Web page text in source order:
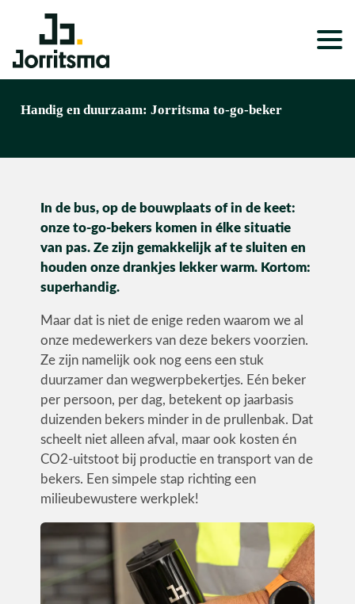
Expertises
Nieuws
Over ons
Werken bij
Utiliteit
Industrie
Handig en duurzaam: Jorritsma to-go-beker
In de bus, op de bouwplaats of in de keet:
onze to-go-bekers komen in élke situatie
van pas. Ze zijn gemakkelijk af te sluiten en
houden onze drankjes lekker warm. Kortom:
superhandig.
Maar dat is niet de enige reden waarom we al
onze medewerkers van deze bekers voorzien.
Ze zijn namelijk ook nog eens een stuk
duurzamer dan wegwerpbekertjes. Eén beker
per persoon, per dag, betekent op jaarbasis
duizenden bekers minder in de prullenbak. Dat
scheelt niet alleen afval, maar ook kosten én
CO2-uitstoot bij productie en transport van de
bekers. Een simpele stap richting een
milieubewustere werkplek!